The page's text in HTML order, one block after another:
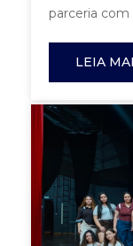
parceria com
LEIA